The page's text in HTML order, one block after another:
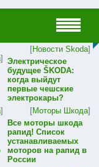
]
[Новости Skoda]
Электрическое
будущее ŠKODA:
когда выйдут
первые чешские
электрокары?
]
[Моторы Шкода]
Все моторы шкода
рапид! Список
устанавливаемых
моторов на рапид в
России